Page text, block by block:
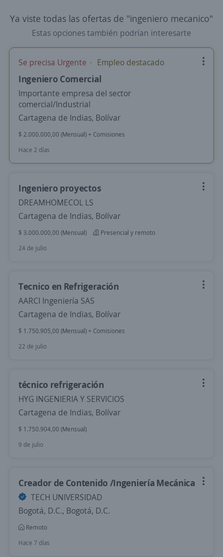
Ya viste todas las ofertas de "ingeniero mecanico"
Estas opciones también podrían interesarte
Se precisa Urgente Empleo destacado
Ingeniero Comercial
Importante empresa del sector
comercial/Industrial
Cartagena de Indias, Bolívar
$ 2.000.000,00 (Mensual) + Comisiones
Hace 2 días
Ingeniero proyectos
DREAMHOMECOL LS
Cartagena de Indias, Bolívar
$ 3.000.000,00 (Mensual)
Presencial y remoto
24 de julio
Tecnico en Refrigeración
AARCI Ingeniería SAS
Cartagena de Indias, Bolívar
$ 1.750.905,00 (Mensual) + Comisiones
22 de julio
técnico refrigeración
HYG INGENIERIA Y SERVICIOS
Cartagena de Indias, Bolívar
$ 1.750.904,00 (Mensual)
9 de julio
Creador de Contenido /Ingeniería Mecánica
TECH UNIVERSIDAD
Bogotá, D.C., Bogotá, D.C.
Remoto
Hace 7 días